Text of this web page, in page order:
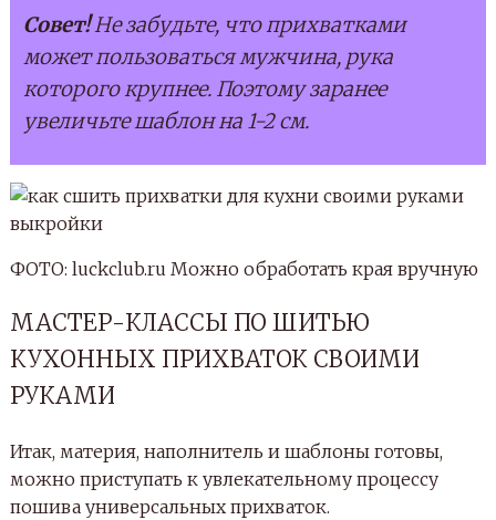
Совет!Не забудьте, что прихватками
может пользоваться мужчина, рука
которого крупнее. Поэтому заранее
увеличьте шаблон на 1-2 см.
ФОТО: luckclub.ru Можно обработать края вручную
МАСТЕР-КЛАССЫ ПО ШИТЬЮ
КУХОННЫХ ПРИХВАТОК СВОИМИ
РУКАМИ
Итак, материя, наполнитель и шаблоны готовы,
можно приступать к увлекательному процессу
пошива универсальных прихваток.